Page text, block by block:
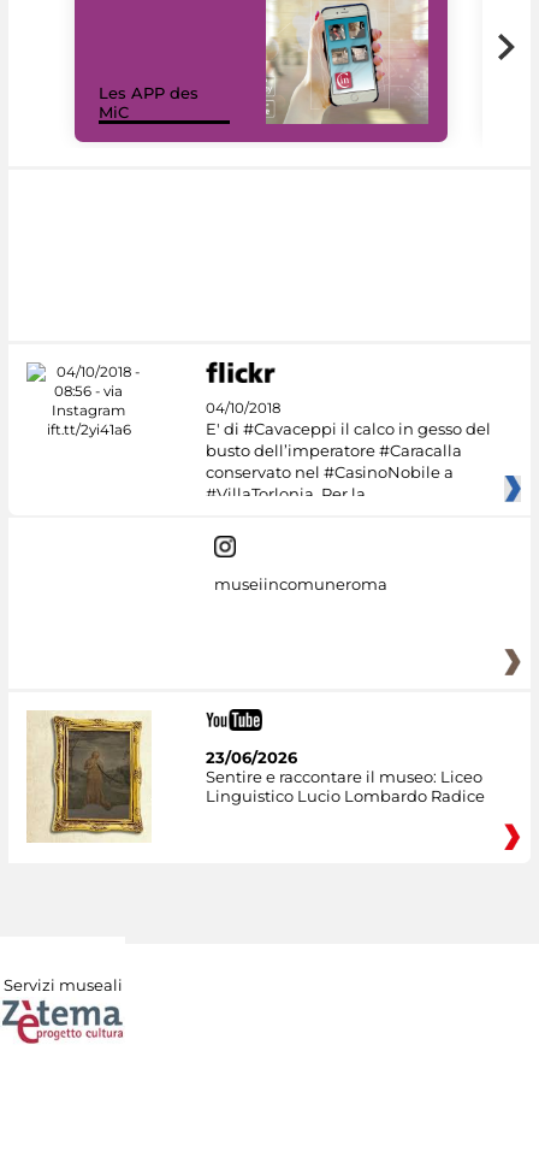
Les APP des
MiC
04/10/2018
E' di #Cavaceppi il calco in gesso del
busto dell’imperatore #Caracalla
conservato nel #CasinoNobile a
#VillaTorlonia. Per la
museiincomuneroma
23/06/2026
Sentire e raccontare il museo: Liceo
Linguistico Lucio Lombardo Radice
Servizi museali